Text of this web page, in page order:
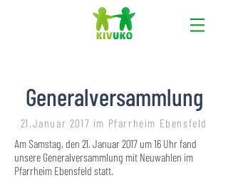
Generalversammlung
21.Januar 2017 im Pfarrheim Ebensfeld
Am Samstag, den 21. Januar 2017 um 16 Uhr fand
unsere Generalversammlung mit Neuwahlen im
Pfarrheim Ebensfeld statt.